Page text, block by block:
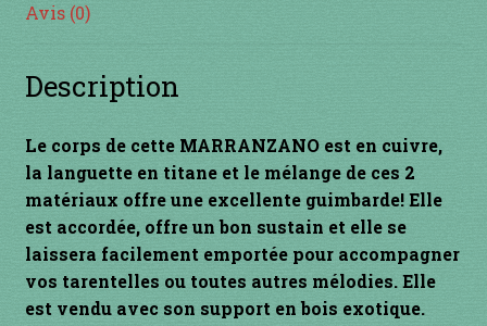
Liens
Mon Compte
Newsletter
Panier
par prix
1 à 10€
Avis (0)
Description
Le corps de cette MARRANZANO est en cuivre,
la languette en titane et le mélange de ces 2
matériaux offre une excellente guimbarde! Elle
est accordée, offre un bon sustain et elle se
laissera facilement emportée pour accompagner
vos tarentelles ou toutes autres mélodies. Elle
est vendu avec son support en bois exotique.